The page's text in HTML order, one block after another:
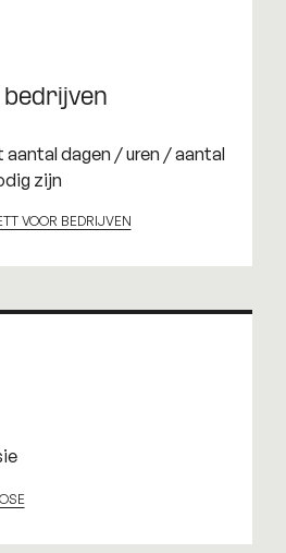
aantal dagen / uren / aantal
zijn
VOOR BEDRIJVEN